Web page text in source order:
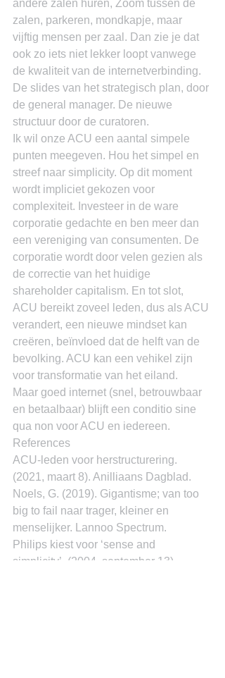
andere zalen huren, Zoom tussen de
zalen, parkeren, mondkapje, maar
vijftig mensen per zaal. Dan zie je dat
ook zo iets niet lekker loopt vanwege
de kwaliteit van de internetverbinding.
De slides van het strategisch plan, door
de general manager. De nieuwe
structuur door de curatoren.
Ik wil onze ACU een aantal simpele
punten meegeven. Hou het simpel en
streef naar simplicity. Op dit moment
wordt impliciet gekozen voor
complexiteit. Investeer in de ware
corporatie gedachte en ben meer dan
een vereniging van consumenten. De
corporatie wordt door velen gezien als
de correctie van het huidige
shareholder capitalism. En tot slot,
ACU bereikt zoveel leden, dus als ACU
verandert, een nieuwe mindset kan
creëren, beïnvloed dat de helft van de
bevolking. ACU kan een vehikel zijn
voor transformatie van het eiland.
Maar goed internet (snel, betrouwbaar
en betaalbaar) blijft een conditio sine
qua non voor ACU en iedereen.
References
ACU-leden voor herstructurering.
(2021, maart 8). Anilliaans Dagblad.
Noels, G. (2019). Gigantisme; van too
big to fail naar trager, kleiner en
menselijker. Lannoo Spectrum.
Philips kiest voor ‘sense and
simplicity’. (2004, september 13).